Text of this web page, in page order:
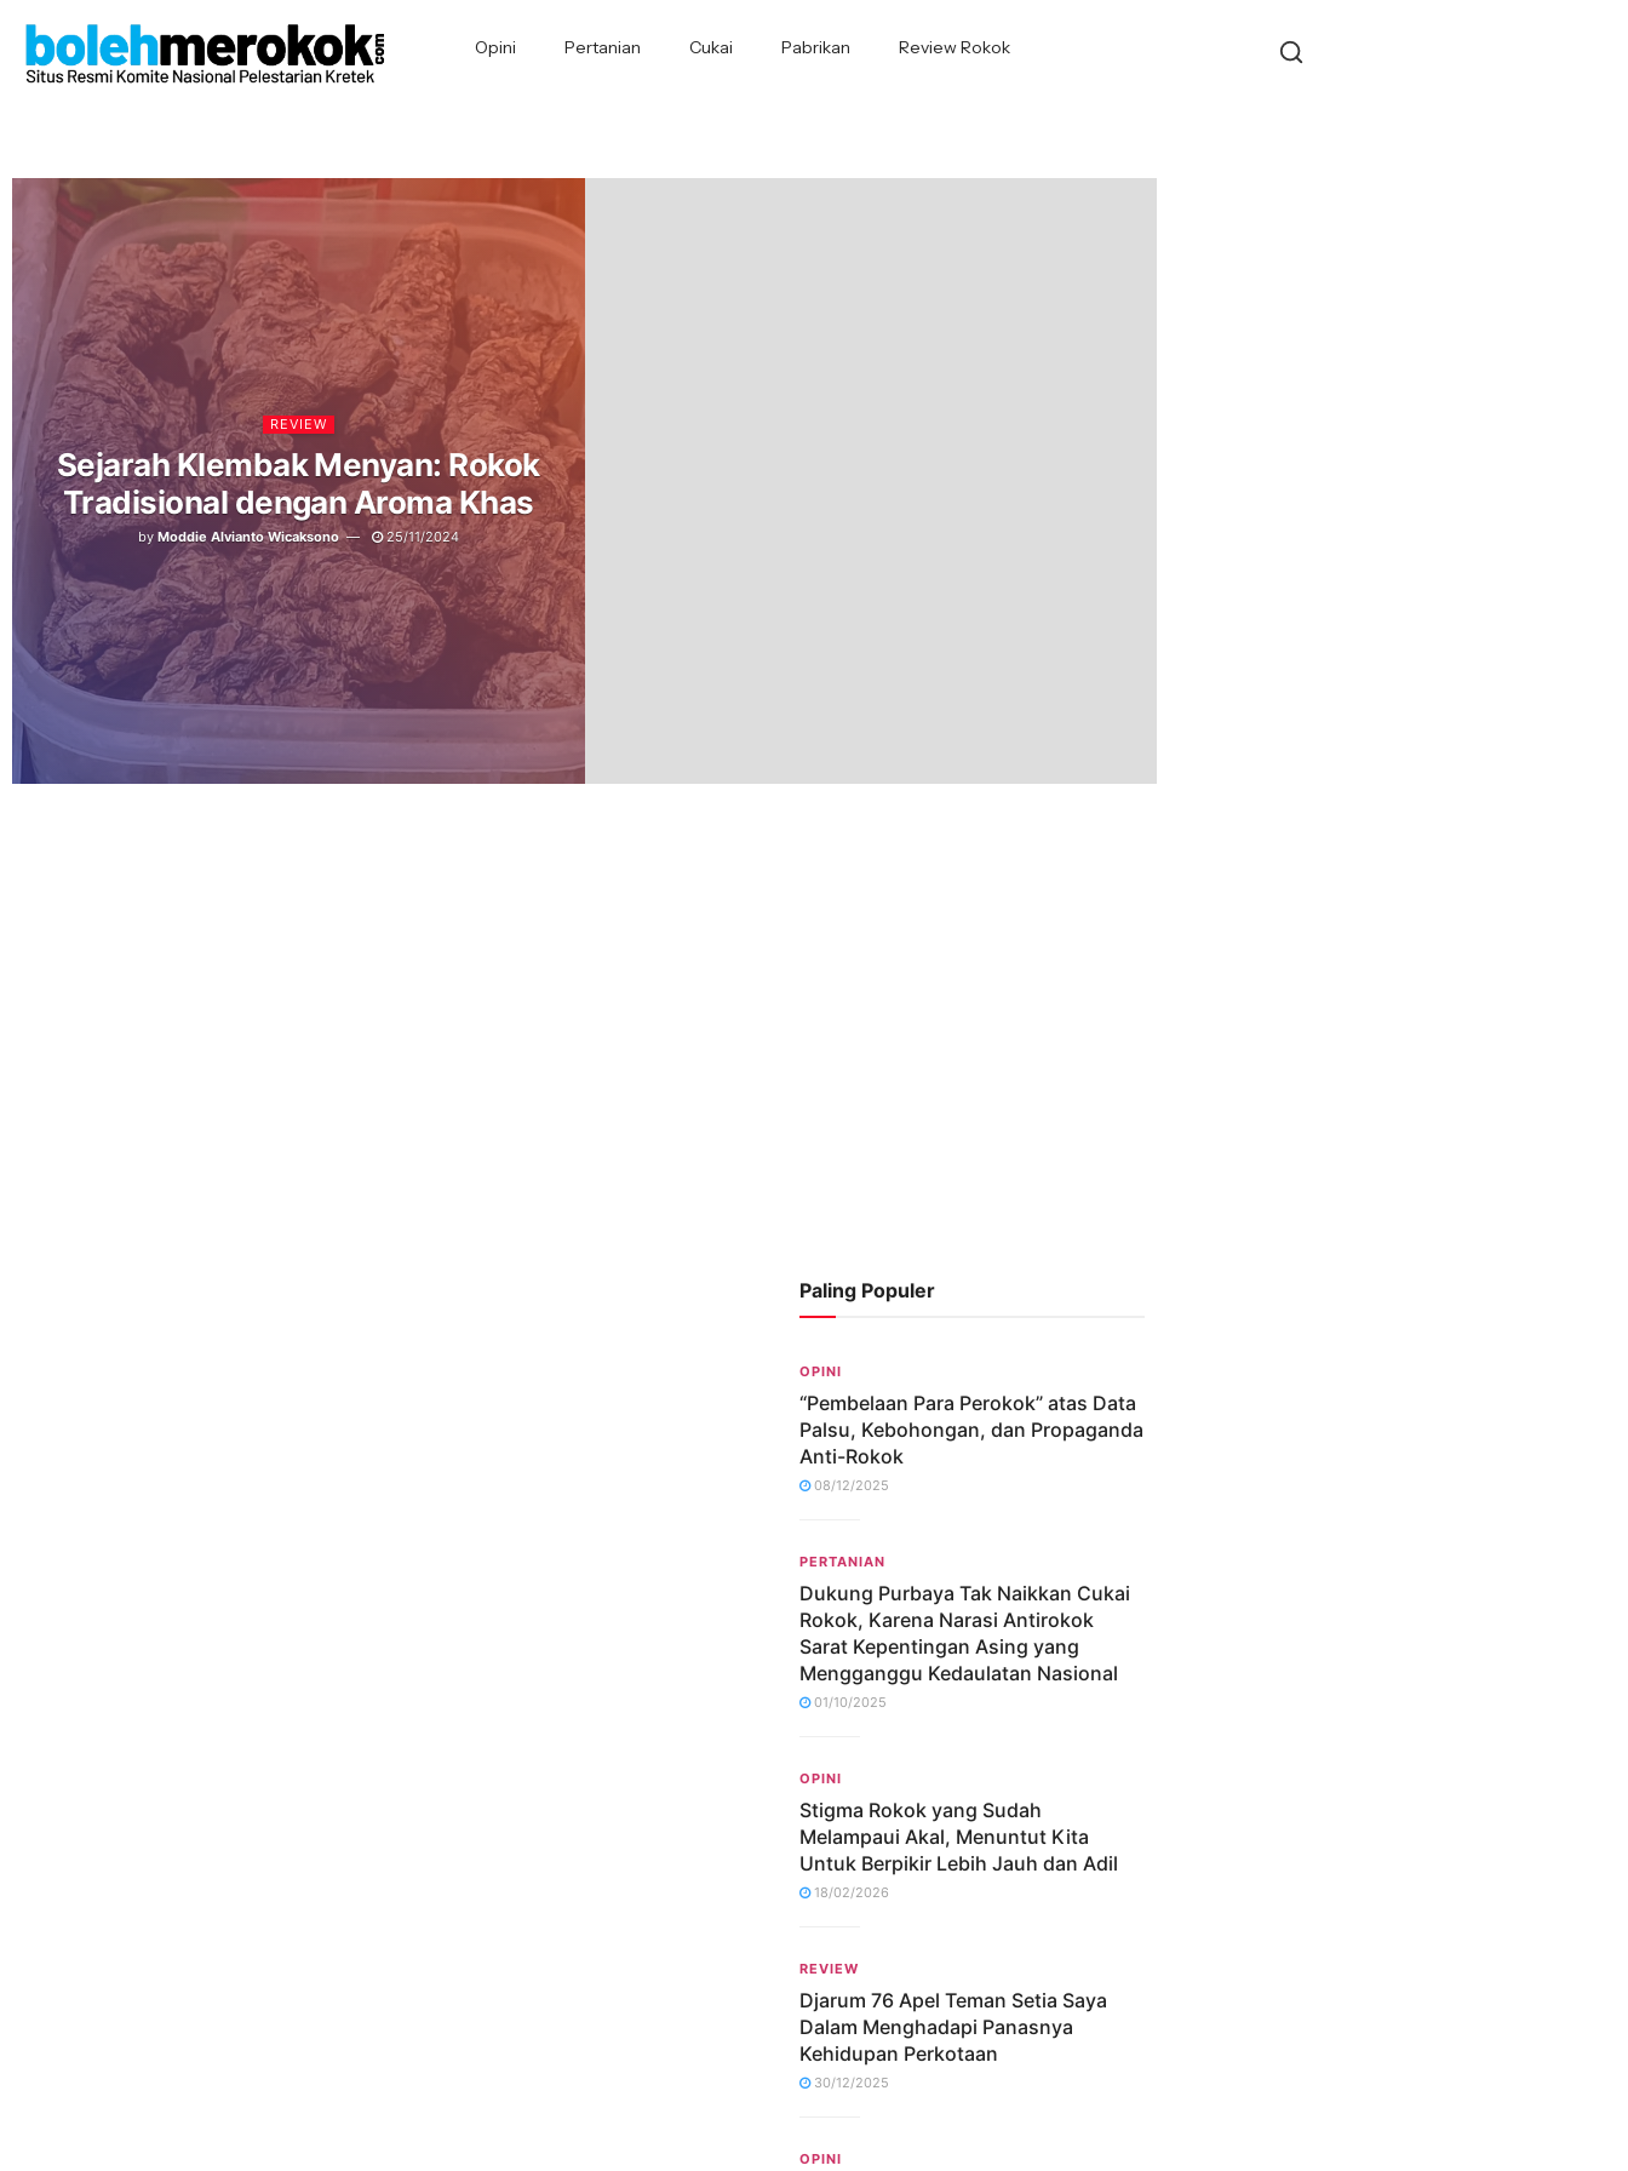
Opini Pertanian Cukai Pabrikan Review Rokok
REVIEW
Sejarah Klembak Menyan: Rokok
Tradisional dengan Aroma Khas
by Moddie Alvianto Wicaksono 25/11/2024
Paling Populer
OPINI
“Pembelaan Para Perokok” atas Data
Palsu, Kebohongan, dan Propaganda
Anti-Rokok
08/12/2025
PERTANIAN
Dukung Purbaya Tak Naikkan Cukai
Rokok, Karena Narasi Antirokok
Sarat Kepentingan Asing yang
Mengganggu Kedaulatan Nasional
01/10/2025
OPINI
Stigma Rokok yang Sudah
Melampaui Akal, Menuntut Kita
Untuk Berpikir Lebih Jauh dan Adil
18/02/2026
REVIEW
Djarum 76 Apel Teman Setia Saya
Dalam Menghadapi Panasnya
Kehidupan Perkotaan
30/12/2025
OPINI